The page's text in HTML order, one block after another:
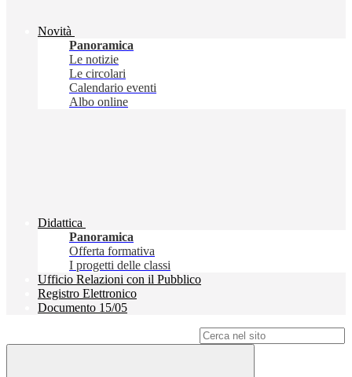
Novità
Panoramica
Le notizie
Le circolari
Calendario eventi
Albo online
Didattica
Panoramica
Offerta formativa
I progetti delle classi
Ufficio Relazioni con il Pubblico
Registro Elettronico
Documento 15/05